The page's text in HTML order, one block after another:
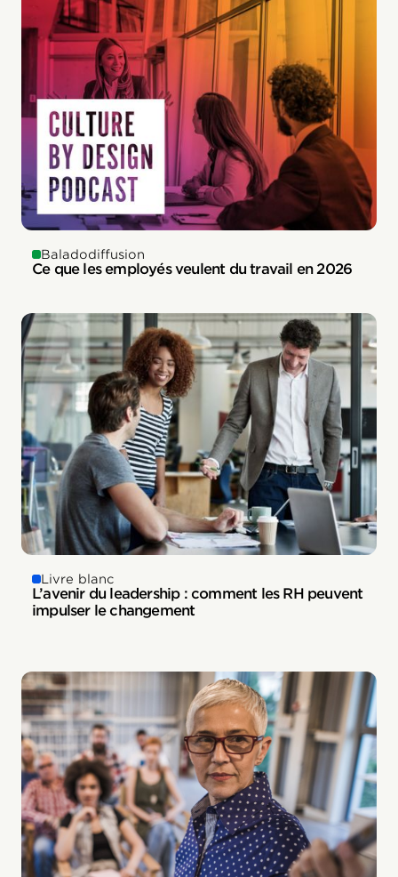
Baladodiffusion
Ce que les employés veulent du travail en 2026
Livre blanc
L’avenir du leadership : comment les RH peuvent
impulser le changement